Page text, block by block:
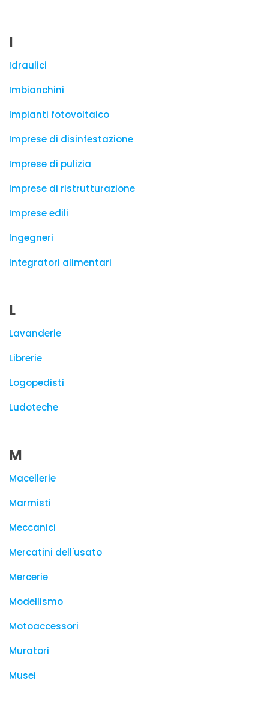
I
Idraulici
Imbianchini
Impianti fotovoltaico
Imprese di disinfestazione
Imprese di pulizia
Imprese di ristrutturazione
Imprese edili
Ingegneri
Integratori alimentari
L
Lavanderie
Librerie
Logopedisti
Ludoteche
M
Macellerie
Marmisti
Meccanici
Mercatini dell'usato
Mercerie
Modellismo
Motoaccessori
Muratori
Musei